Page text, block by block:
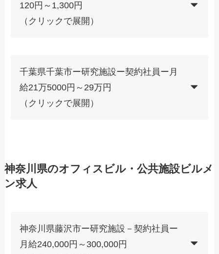
120円～1,300円
（クリックで展開）
千葉県千葉市ー研究施設ー契約社員ー月
給21万5000円～29万円
（クリックで展開）
神奈川県のオフィスビル・公共施設ビルメ
ン求人
神奈川県藤沢市ー研究施設－契約社員ー
月給240,000円～300,000円